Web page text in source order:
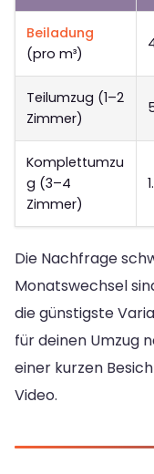
Beiladung
(pro m³)
Teilumzug (1–2
Zimmer)
Komplettumzu
g (3–4
Zimmer)
Die Nachfrage
Monatswechsel
die günstigste
für deinen Umzug
einer kurzen
Video.